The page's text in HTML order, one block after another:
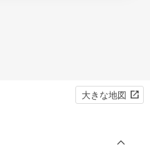
大きな地図